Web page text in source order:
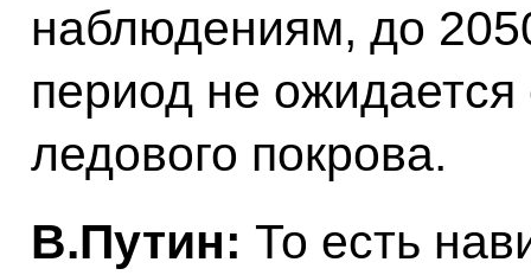
наблюдениям, до
период не
ледового покрова.
В.Путин: То есть